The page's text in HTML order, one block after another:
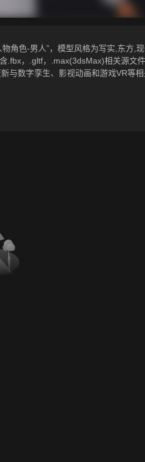
角色-男人”，模型风格为写实,东方,
.fbx，.gltf，.max(3dsMax)相关源文
与数字孪生、影视动画和游戏VR等相